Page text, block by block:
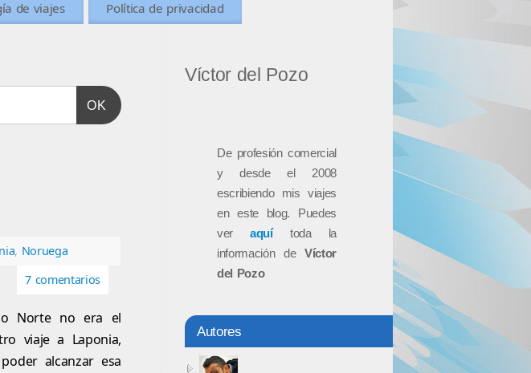
de viajes Política de privacidad
OK
, Noruega
7 comentarios
Norte no era el
viaje a Laponia,
alcanzar esa
Víctor del Pozo
De profesión comercial
y desde el 2008
escribiendo mis viajes
en este blog. Puedes
veraquítoda la
información de Víctor
del Pozo
Autores